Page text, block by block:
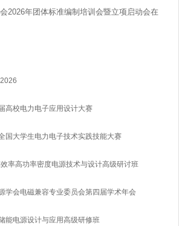
2026年团体标准编制培训会暨立项启动会在
高校电力电子应用设计大赛
国大学生电力电子技术实践技能大赛
率高功率密度电源技术与设计高级研讨班
学会电磁兼容专业委员会第四届学术年会
能电源设计与应用高级研修班